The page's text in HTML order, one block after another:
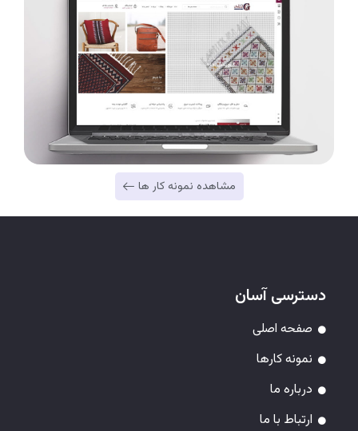
مشاهده نمونه کار ها
دسترسی آسان
صفحه اصلی
نمونه کارها
درباره ما
ارتباط با ما